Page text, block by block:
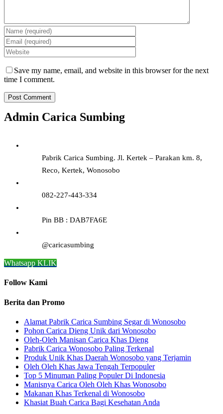
Save my name, email, and website in this browser for the next
time I comment.
Admin Carica Sumbing
Pabrik Carica Sumbing. Jl. Kertek – Parakan km. 8,
Reco, Kertek, Wonosobo
082-227-443-334
Pin BB : DAB7FA6E
@caricasumbing
Whatsapp KLIK
Follow Kami
Berita dan Promo
Alamat Pabrik Carica Sumbing Segar di Wonosobo
Pohon Carica Dieng Unik dari Wonosobo
Oleh-Oleh Manisan Carica Khas Dieng
Pabrik Carica Wonosobo Paling Terkenal
Produk Unik Khas Daerah Wonosobo yang Terjamin
Oleh Oleh Khas Jawa Tengah Terpopuler
Top 5 Minuman Paling Populer Di Indonesia
Manisnya Carica Oleh Oleh Khas Wonosobo
Makanan Khas Terkenal di Wonosobo
Khasiat Buah Carica Bagi Kesehatan Anda